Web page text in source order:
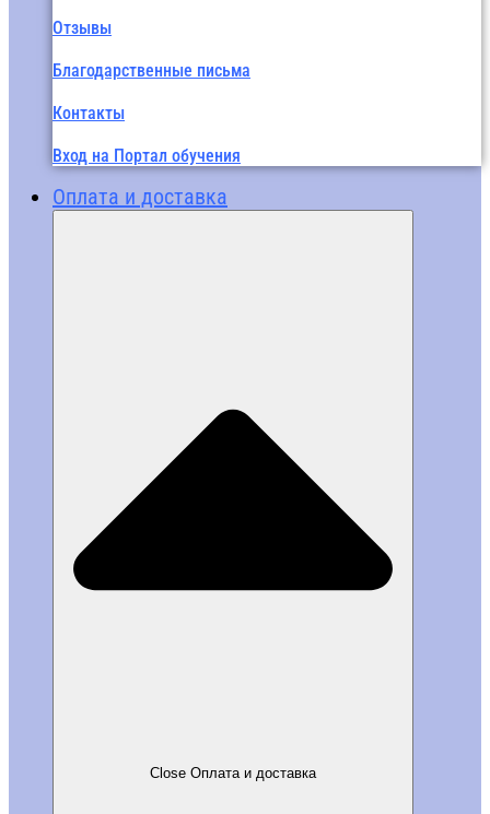
Отзывы
Благодарственные письма
Контакты
Вход на Портал обучения
Оплата и доставка
Close Оплата и доставка